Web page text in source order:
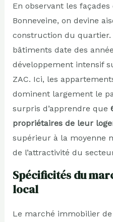
En observant les
Bonneveine, on devine
construction du quartier.
bâtiments date des
développement intensif
ZAC. Ici, les
dominent largement le
surpris d’apprendre que
propriétaires de leur
supérieur à la moyenne
de l’attractivité du
Spécificités du
local
Le marché immobilier